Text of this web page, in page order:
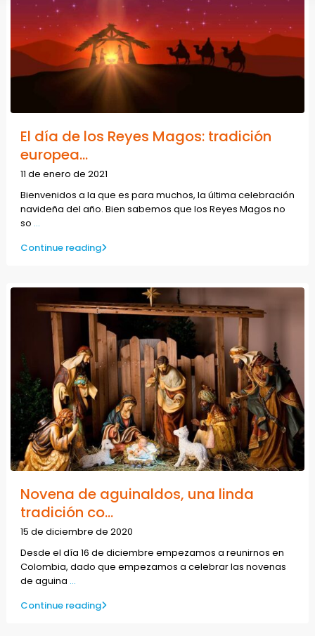
El día de los Reyes Magos: tradición
europea...
11 de enero de 2021
Bienvenidos a la que es para muchos, la última celebración
navideña del año. Bien sabemos que los Reyes Magos no
so ...
Continue reading
Novena de aguinaldos, una linda
tradición co...
15 de diciembre de 2020
Desde el día 16 de diciembre empezamos a reunirnos en
Colombia, dado que empezamos a celebrar las novenas
de aguina ...
Continue reading